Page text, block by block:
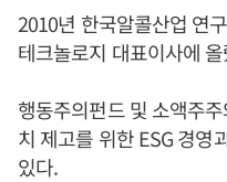
2010년 한국알콜산업 연
테크놀로지 대표이사에
행동주의펀드 및 소액주
치 제고를 위한 ESG 경영
있다.